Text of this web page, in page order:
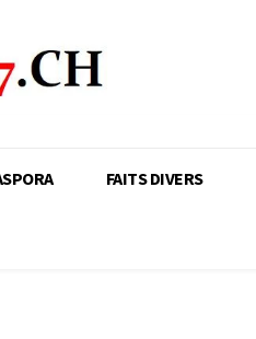
FAITS DIVERS